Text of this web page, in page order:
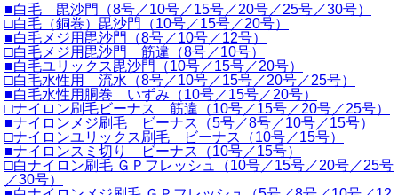
■白毛 毘沙門（8号／10号／15号／20号／25号／30号）
□白毛（銅巻）毘沙門（10号／15号／20号）
■白毛メジ用毘沙門（8号／10号／12号）
□白毛メジ用毘沙門 筋違（8号／10号）
■白毛ユリックス毘沙門（10号／15号／20号）
□白毛水性用 流水（8号／10号／15号／20号／25号）
■白毛水性用胴巻 いずみ（10号／15号／20号）
□ナイロン刷毛ビーナス 筋違（10号／15号／20号／25号）
■ナイロンメジ刷毛 ビーナス（5号／8号／10号／15号）
□ナイロンユリックス刷毛 ビーナス（10号／15号）
■ナイロンスミ切り ビーナス（10号／15号）
□白ナイロン刷毛 ＧＰフレッシュ（10号／15号／20号／25号
／30号）